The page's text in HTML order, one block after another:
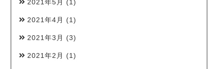
2021年5月 (1)
2021年4月 (1)
2021年3月 (3)
2021年2月 (1)